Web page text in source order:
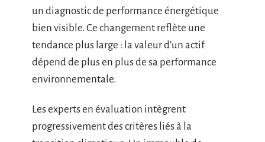
un diagnostic de performance énergétique
bien visible. Ce changement reflète une
tendance plus large : la valeur d’un actif
dépend de plus en plus de sa performance
environnementale.
Les experts en évaluation intègrent
progressivement des critères liés à la